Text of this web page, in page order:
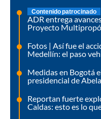
Contenido patrocinado
ADR entrega
Proyecto
Fotos | Así fue el
Medellín: el paso
Medidas en Bogotá
presidencial de
Reportan fuerte
Caldas: esto es lo